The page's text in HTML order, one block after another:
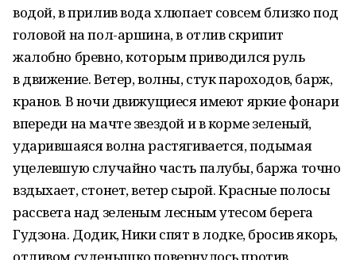
водой, в прилив вода хлюпает совсем близко под
головой на пол-аршина, в отлив скрипит
жалобно бревно, которым приводился руль
в движение. Ветер, волны, стук пароходов, барж,
кранов. В ночи движущиеся имеют яркие фонари
впереди на мачте звездой и в корме зеленый,
ударившаяся волна растягивается, подымая
уцелевшую случайно часть палубы, баржа точно
вздыхает, стонет, ветер сырой. Красные полосы
рассвета над зеленым лесным утесом берега
Гудзона. Додик, Ники спят в лодке, бросив якорь,